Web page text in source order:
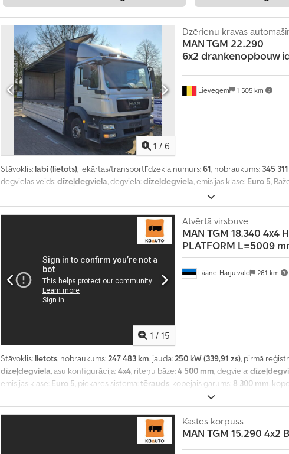
1 / 6
Lievegem 1 505 km
Dzērienu kravas
MAN TGM 22.290
6x2 drankenopbouw
Stāvoklis: labi (lietots), iekārtas/transportlīdzekļa numurs:61, nobraukums: 345
degvielas veids:dīzeļdegviela, degviela:dīzeļdegviela, emisijas klase: Euro 5,
1 / 15
Lääne-Harju vald 261 km
Atvērtā virsbūve
MAN TGM 18.340 4x4
PLATFORM L=5009
Stāvoklis: lietots, nobraukums:247 483 km, jauda:250 kW (339,91 zs), pirmā
dīzeļdegviela, asu konfigurācija:4x4, riteņu bāze:4 500 mm, degviela:
emisijas klase: Euro 5, piekares sistēma:tērauds, kopējais garums: 8 300 mm,
, iekraušanas telpas
Aprīkojums:borta dators, celtnis, centrālā atslēga, diferenciāļa bloķētājs,
regulējams spogulis, gaisa kondicionēšana, kruīza kontrole, sēdekļa apsilde
Kastes korpuss
MAN TGM 15.290 4x2